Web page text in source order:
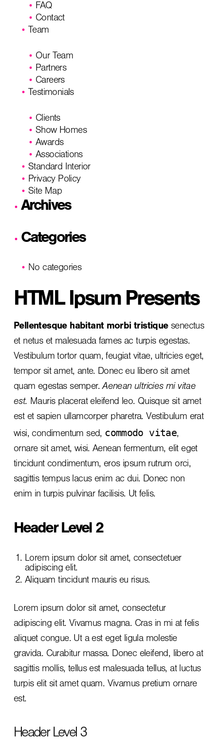
FAQ
Contact
Team
Our Team
Partners
Careers
Testimonials
Clients
Show Homes
Awards
Associations
Standard Interior
Privacy Policy
Site Map
Archives
Categories
No categories
HTML Ipsum Presents
Pellentesque habitant morbi tristiquesenectus
et netus et malesuada fames ac turpis egestas.
Vestibulum tortor quam, feugiat vitae, ultricies eget,
tempor sit amet, ante. Donec eu libero sit amet
quam egestas semper.Aenean ultricies mi vitae
est. Mauris placerat eleifend leo. Quisque sit amet
est et sapien ullamcorper pharetra. Vestibulum erat
wisi, condimentum sed, commodo vitae,
ornare sit amet, wisi. Aenean fermentum, elit eget
tincidunt condimentum, eros ipsum rutrum orci,
sagittis tempus lacus enim ac dui. Donec non
enim in turpis pulvinar facilisis. Ut felis.
Header Level 2
Lorem ipsum dolor sit amet, consectetuer
adipiscing elit.
Aliquam tincidunt mauris eu risus.
Lorem ipsum dolor sit amet, consectetur
adipiscing elit. Vivamus magna. Cras in mi at felis
aliquet congue. Ut a est eget ligula molestie
gravida. Curabitur massa. Donec eleifend, libero at
sagittis mollis, tellus est malesuada tellus, at luctus
turpis elit sit amet quam. Vivamus pretium ornare
est.
Header Level 3